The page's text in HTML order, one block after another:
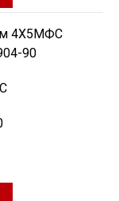
4Х5МФС
90